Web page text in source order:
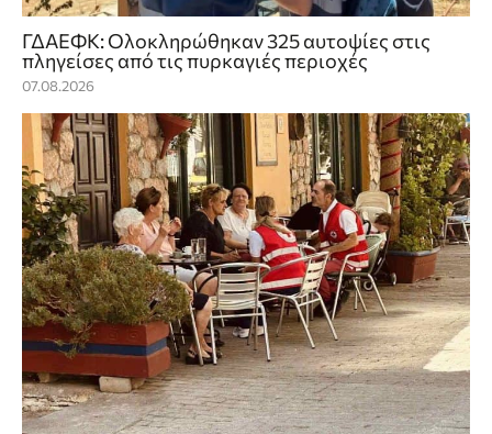
ΓΔΑΕΦΚ: Ολοκληρώθηκαν 325 αυτοψίες στις
πληγείσες από τις πυρκαγιές περιοχές
07.08.2026